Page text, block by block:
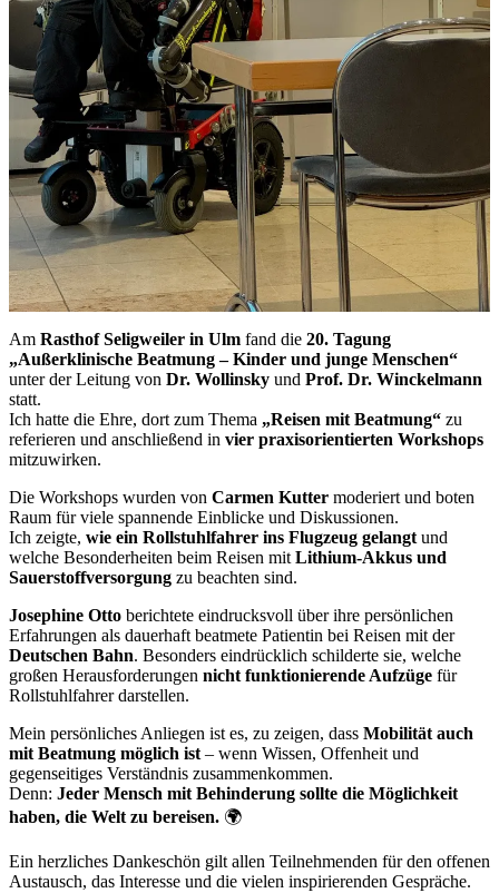
Am Rasthof Seligweiler in Ulm fand die 20. Tagung
„Außerklinische Beatmung – Kinder und junge Menschen“
unter der Leitung von Dr. Wollinsky und Prof. Dr. Winckelmann
statt.
Ich hatte die Ehre, dort zum Thema „Reisen mit Beatmung“ zu
referieren und anschließend in vier praxisorientierten Workshops
mitzuwirken.
Die Workshops wurden von Carmen Kutter moderiert und boten
Raum für viele spannende Einblicke und Diskussionen.
Ich zeigte, wie ein Rollstuhlfahrer ins Flugzeug gelangt und
welche Besonderheiten beim Reisen mit Lithium-Akkus und
Sauerstoffversorgung zu beachten sind.
Josephine Otto berichtete eindrucksvoll über ihre persönlichen
Erfahrungen als dauerhaft beatmete Patientin bei Reisen mit der
Deutschen Bahn. Besonders eindrücklich schilderte sie, welche
großen Herausforderungen nicht funktionierende Aufzüge für
Rollstuhlfahrer darstellen.
Mein persönliches Anliegen ist es, zu zeigen, dass Mobilität auch
mit Beatmung möglich ist – wenn Wissen, Offenheit und
gegenseitiges Verständnis zusammenkommen.
Denn: Jeder Mensch mit Behinderung sollte die Möglichkeit
haben, die Welt zu bereisen. 🌍
Ein herzliches Dankeschön gilt allen Teilnehmenden für den offenen
Austausch, das Interesse und die vielen inspirierenden Gespräche.